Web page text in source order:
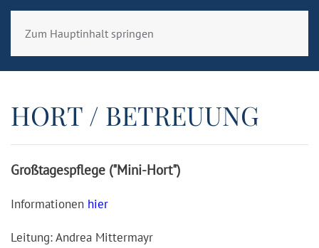
Zum Hauptinhalt springen
HORT / BETREUUNG
Großtagespflege ("Mini-Hort")
Informationen hier
Leitung: Andrea Mittermayr